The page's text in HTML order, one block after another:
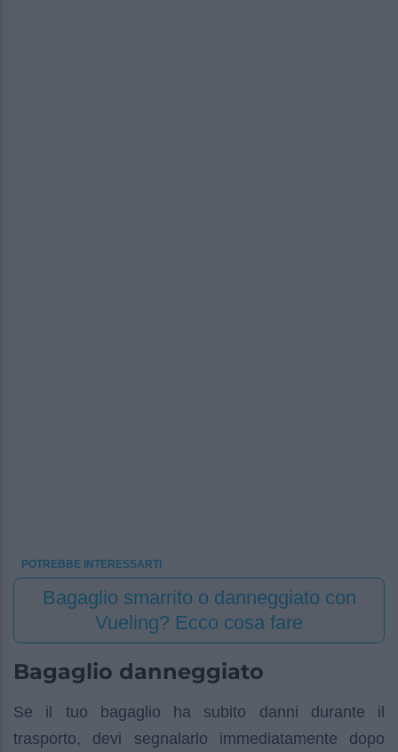
POTREBBE INTERESSARTI
Bagaglio smarrito o danneggiato con
Vueling? Ecco cosa fare
Bagaglio danneggiato
Se il tuo bagaglio ha subito danni durante il
trasporto, devi segnalarlo immediatamente dopo